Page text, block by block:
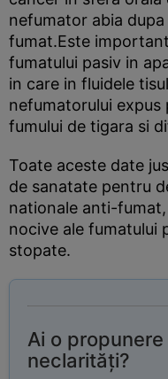
nefumator abia
fumat.Este
fumatului pasiv in
in care in fluidele
nefumatorului
fumului de tigara si
Toate aceste date
de sanatate pentru
nationale anti-
nocive ale fumatului
stopate.
Ai o
neclarități?